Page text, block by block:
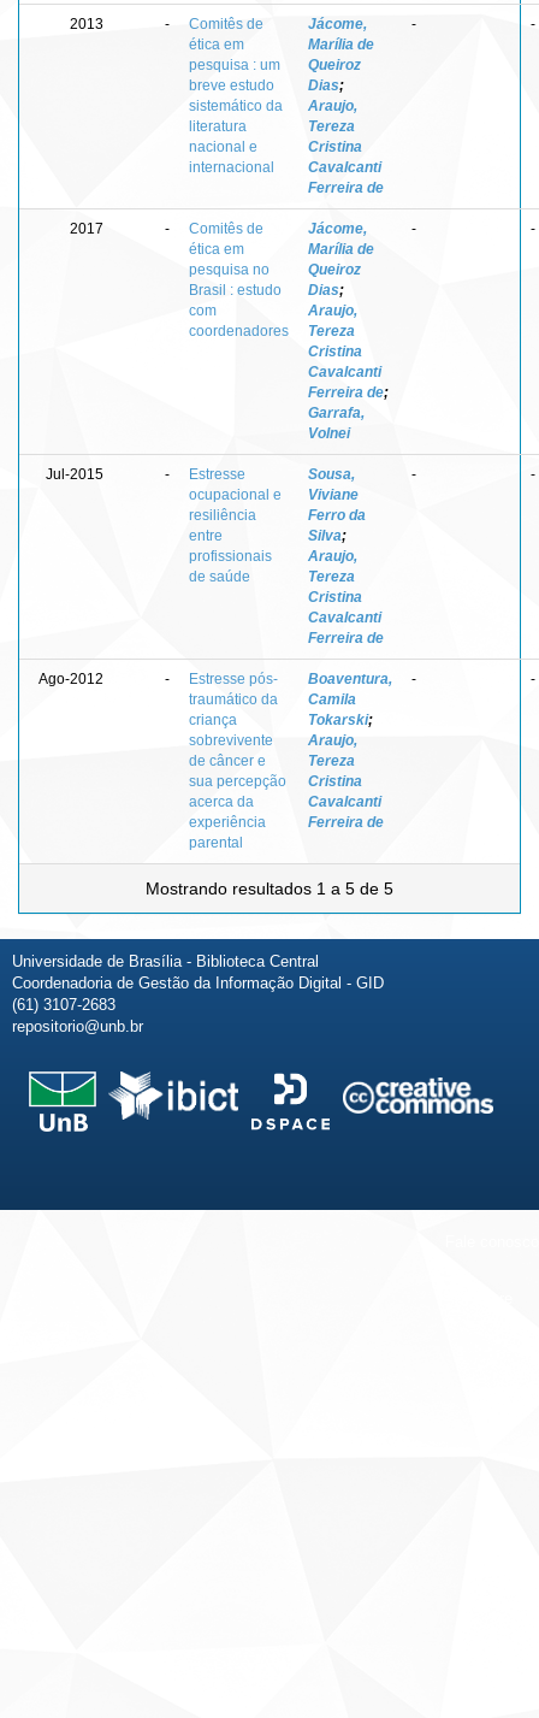
2013 -
Comitês de
ética em
pesquisa : um
breve estudo
sistemático da
literatura
nacional e
internacional
Jácome,
Marília de
Queiroz
Dias;
Araujo,
Tereza
Cristina
Cavalcanti
Ferreira de
- -
2017 -
Comitês de
ética em
pesquisa no
Brasil : estudo
com
coordenadores
Jácome,
Marília de
Queiroz
Dias;
Araujo,
Tereza
Cristina
Cavalcanti
Ferreira de;
Garrafa,
Volnei
- -
Jul-2015 -
Estresse
ocupacional e
resiliência
entre
profissionais
de saúde
Sousa,
Viviane
Ferro da
Silva;
Araujo,
Tereza
Cristina
Cavalcanti
Ferreira de
- -
Ago-2012 -
Estresse pós-
traumático da
criança
sobrevivente
de câncer e
sua percepção
acerca da
experiência
parental
Boaventura,
Camila
Tokarski;
Araujo,
Tereza
Cristina
Cavalcanti
Ferreira de
- -
Mostrando resultados 1 a 5 de 5
Universidade de Brasília - Biblioteca Central
Coordenadoria de Gestão da Informação Digital - GID
(61) 3107-2683
repositorio@unb.br